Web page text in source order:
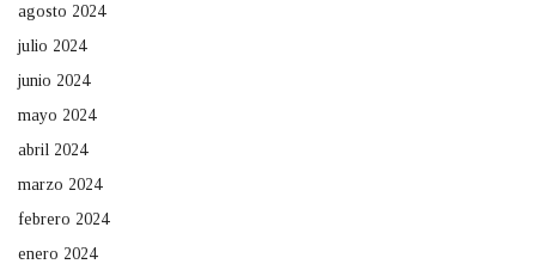
agosto 2024
julio 2024
junio 2024
mayo 2024
abril 2024
marzo 2024
febrero 2024
enero 2024